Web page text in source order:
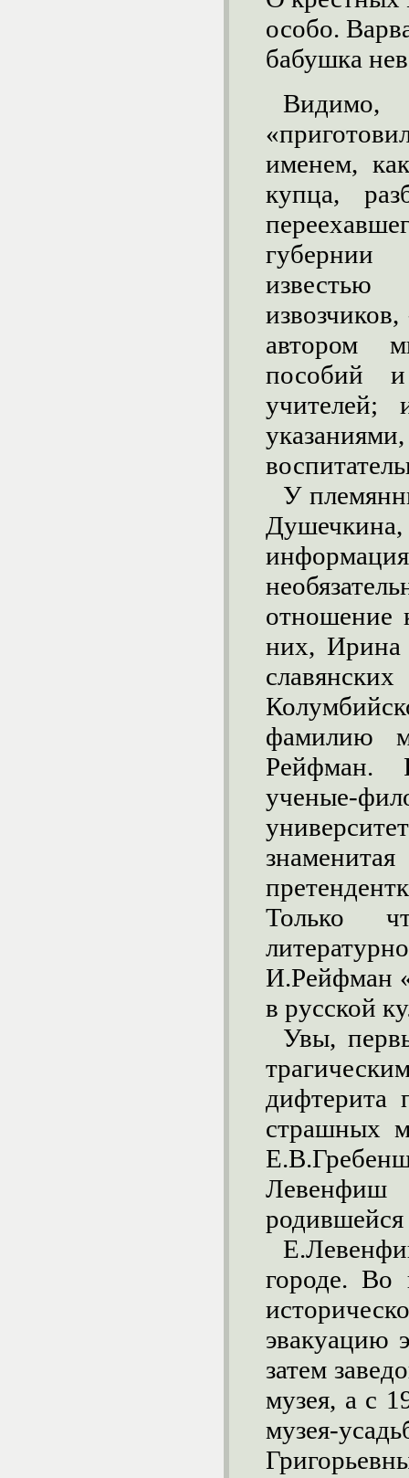
особо.
бабушка
именем,
купца,
губернии
автором
пособий
учителей;
У
информация
отношение
них, Ирина
фамилию
Рейфман.
ученые-
Только
И.Рейфман
в русской
Увы,
дифтерита
страшных
Левенфиш
городе. Во
эвакуацию
затем
музея, а с
музея-